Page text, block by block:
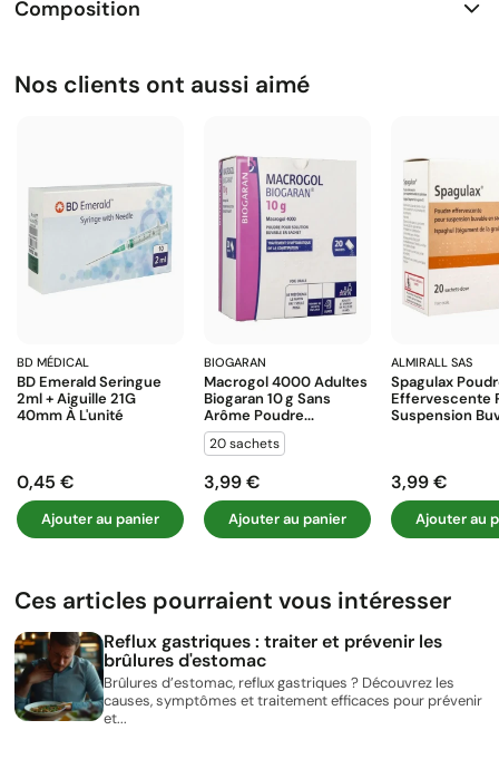
Composition
Nos clients ont aussi aimé
BD MÉDICAL
BD Emerald Seringue
2ml + Aiguille 21G
40mm À L'unité
Prix
0,45 €
Ajouter au panier
BIOGARAN
Macrogol 4000 Adultes
Biogaran 10 G Sans
Arôme Poudre...
20 sachets
Prix
3,99 €
Ajouter au panier
ALMIRALL SAS
Spagulax
Effervescente
Suspension
Prix
3,99 €
Ajouter au
Ces articles pourraient vous intéresser
Reflux gastriques : traiter et prévenir les
brûlures d'estomac
Brûlures d’estomac, reflux gastriques ? Découvrez les
causes, symptômes et traitement efficaces pour prévenir
et...